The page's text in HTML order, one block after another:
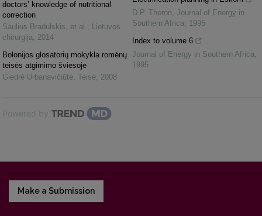
doctors’ knowledge of nutritional
correction
Saulius Bradulskis, et al.
Lietuvos
chirurgija
2014
Bolonijos glosatorių mokykla romėnų
teisės atgimimo šviesoje
Giedrė Urbanavičiūtė Teisė 2008
D.P. Theron Journal of Energy in
Southern Africa
1995
Index to volume 6
Journal of Energy in Southern Africa
1995
Powered by
Make a Submission